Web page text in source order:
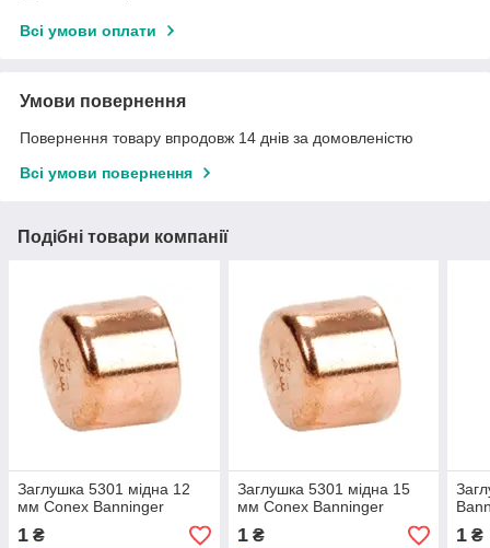
Всі умови оплати
Умови повернення
Повернення товару впродовж 14 днів за домовленістю
Всі умови повернення
Подібні товари компанії
Заглушка 5301 мідна 12
мм Conex Banninger
1 ₴
Заглушка 5301 мідна 15
мм Conex Banninger
1₴ 1 ₴